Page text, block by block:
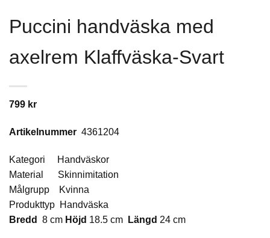
Puccini handväska med
axelrem Klaffväska-Svart
799 kr
Artikelnummer 4361204
Kategori Handväskor
Material Skinnimitation
Målgrupp Kvinna
Produkttyp Handväska
Bredd 8 cm Höjd 18.5 cm Längd 24 cm